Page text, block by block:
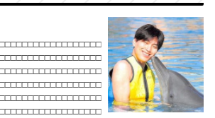
□□□□□□□□□□□□□□□
□□□□□□□□□□□□□□□□□
□□□□□□□□□□□□□□□□□
□□□□□□□□□□□□□□□□□